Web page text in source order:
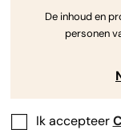
De inhoud en
personen
Ik accepteer